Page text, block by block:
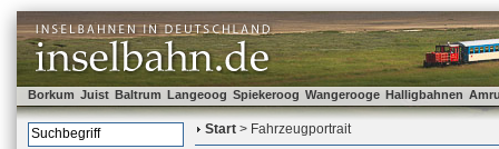
Borkum Juist Baltrum Langeoog Spiekeroog Wangerooge Halligbahnen
Start > Fahrzeugportrait